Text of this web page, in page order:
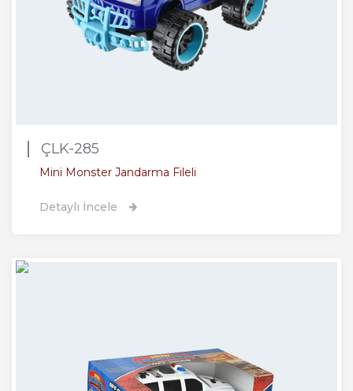
ÇLK-285
Mini Monster Jandarma Fileli
Detaylı İncele